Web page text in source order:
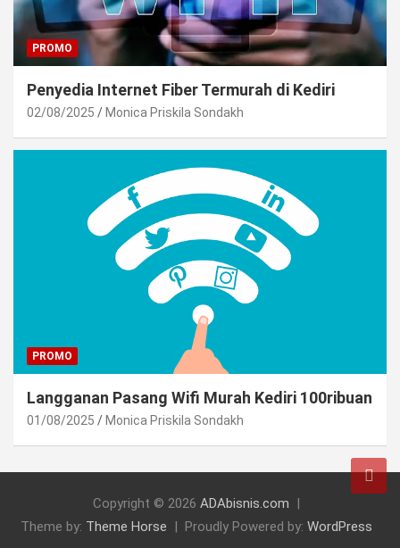
PROMO
Penyedia Internet Fiber Termurah di Kediri
02/08/2025 Monica Priskila Sondakh
PROMO
Langganan Pasang Wifi Murah Kediri 100ribuan
01/08/2025 Monica Priskila Sondakh
Copyright © 2026 ADAbisnis.com
Theme by: Theme Horse Proudly Powered by: WordPress